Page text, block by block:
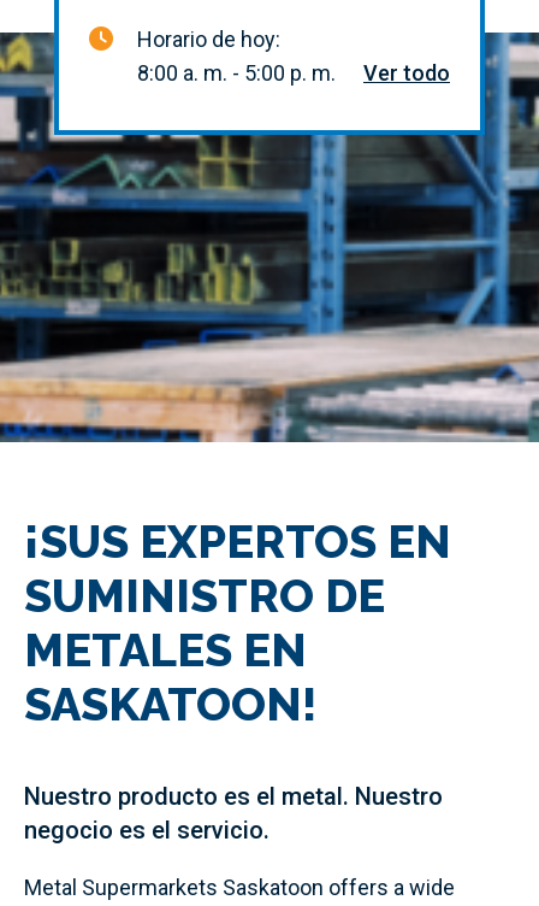
Horario de hoy:
8:00 a. m. - 5:00 p. m.
Ver todo
¡SUS EXPERTOS EN
SUMINISTRO DE
METALES EN
SASKATOON!
Nuestro producto es el metal. Nuestro
negocio es el servicio.
Metal Supermarkets Saskatoon offers a wide